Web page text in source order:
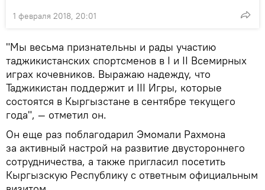
1 февраля 2018, 20:01
"Мы весьма признательны и рады участию
таджикистанских спортсменов в I и II Всемирных
играх кочевников. Выражаю надежду, что
Таджикистан поддержит и III Игры, которые
состоятся в Кыргызстане в сентябре текущего
года", — отметил он.
Он еще раз поблагодарил Эмомали Рахмона
за активный настрой на развитие двустороннего
сотрудничества, а также пригласил посетить
Кыргызскую Республику с ответным официальным